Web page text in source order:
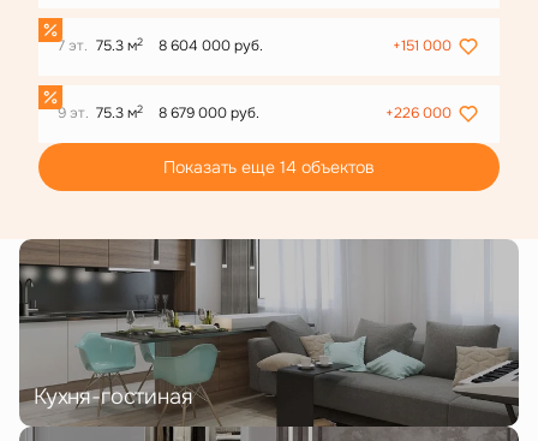
7 эт. 75.3 м2 8 604 000 руб. +151 000
9 эт. 75.3 м2 8 679 000 руб. +226 000
Показать еще 14 объектов
Кухня-гостиная